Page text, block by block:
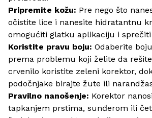
Pripremite kožu: Pre nego što
očistite lice i nanesite hidratantnu
omogućiti glatku aplikaciju i sprečiti
Koristite pravu boju: Odaberite
prema problemu koji želite da
crvenilo koristite zeleni korektor,
podočnjake birajte žute ili
Pravilno nanošenje: Korektor
tapkanjem prstima, sunđerom ili